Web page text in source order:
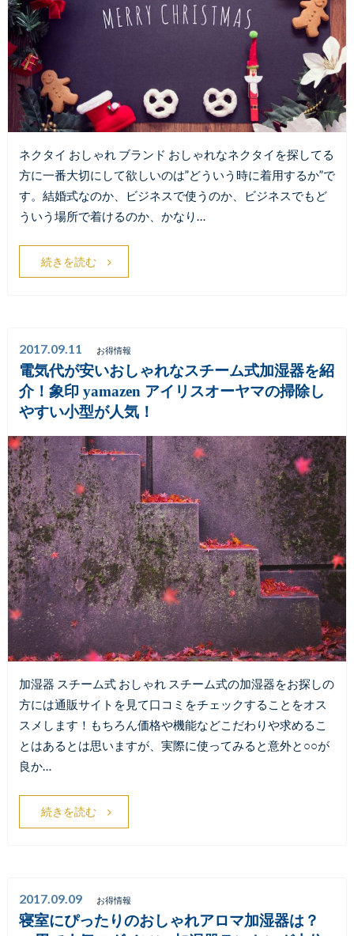
ネクタイ おしゃれ ブランド おしゃれなネクタイを探してる
方に一番大切にして欲しいのは”どういう時に着用するか”で
す。結婚式なのか、ビジネスで使うのか、ビジネスでもど
ういう場所で着けるのか、かなり…
続きを読む
2017.09.11 お得情報
電気代が安いおしゃれなスチーム式加湿器を紹
介！象印 yamazen アイリスオーヤマの掃除し
やすい小型が人気！
加湿器 スチーム式 おしゃれ スチーム式の加湿器をお探しの
方には通販サイトを見て口コミをチェックすることをオス
スメします！もちろん価格や機能などこだわりや求めるこ
とはあるとは思いますが、実際に使ってみると意外と○○が
良か…
続きを読む
2017.09.09 お得情報
寝室にぴったりのおしゃれアロマ加湿器は？